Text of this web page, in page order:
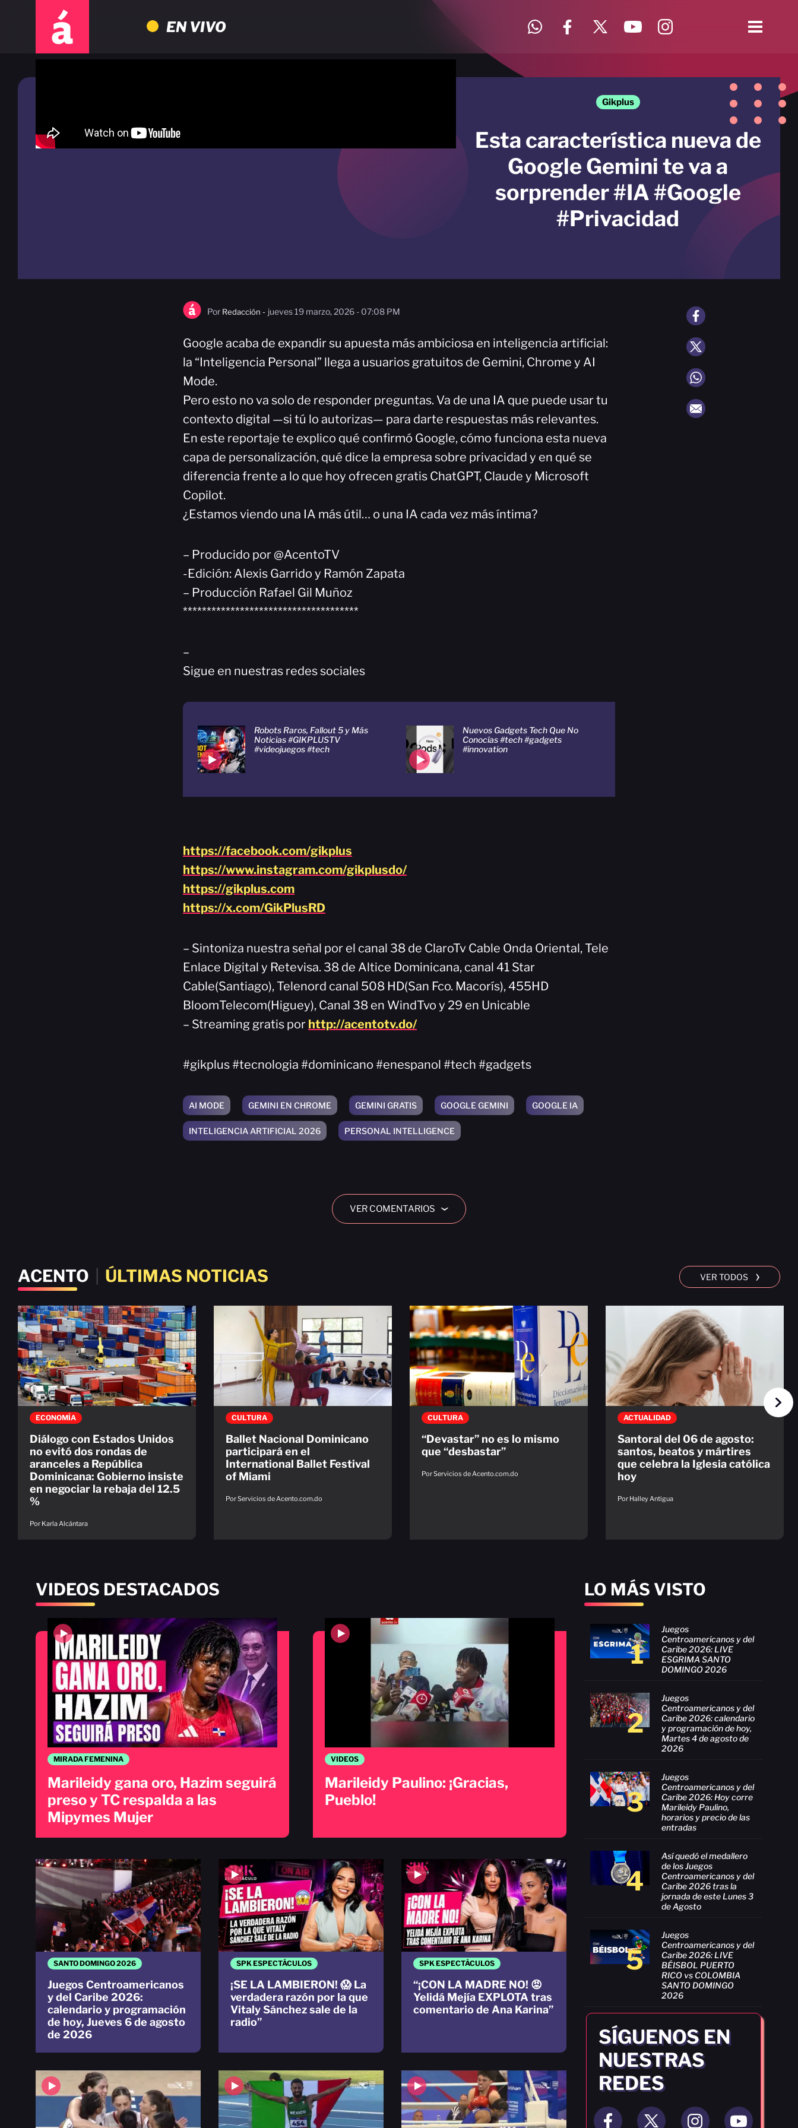
EN VIVO
Gikplus
Esta característica nueva de
Google Gemini te va a
sorprender #IA #Google
#Privacidad
Por Redacción - jueves 19 marzo, 2026 - 07:08 PM
Google acaba de expandir su apuesta más ambiciosa en inteligencia artificial:
la “Inteligencia Personal” llega a usuarios gratuitos de Gemini, Chrome y AI
Mode.
Pero esto no va solo de responder preguntas. Va de una IA que puede usar tu
contexto digital —si tú lo autorizas— para darte respuestas más relevantes.
En este reportaje te explico qué confirmó Google, cómo funciona esta nueva
capa de personalización, qué dice la empresa sobre privacidad y en qué se
diferencia frente a lo que hoy ofrecen gratis ChatGPT, Claude y Microsoft
Copilot.
¿Estamos viendo una IA más útil… o una IA cada vez más íntima?
– Producido por @AcentoTV
-Edición: Alexis Garrido y Ramón Zapata
– Producción Rafael Gil Muñoz
*************************************
–
Sigue en nuestras redes sociales
Robots Raros, Fallout 5 y Más
Noticias #GIKPLUSTV
#videojuegos #tech
Nuevos Gadgets Tech Que No
Conocías #tech #gadgets
#innovation
https://facebook.com/gikplus
https://www.instagram.com/gikplusdo/
https://gikplus.com
https://x.com/GikPlusRD
– Sintoniza nuestra señal por el canal 38 de ClaroTv Cable Onda Oriental, Tele
Enlace Digital y Retevisa. 38 de Altice Dominicana, canal 41 Star
Cable(Santiago), Telenord canal 508 HD(San Fco. Macorís), 455HD
BloomTelecom(Higuey), Canal 38 en WindTvo y 29 en Unicable
– Streaming gratis por http://acentotv.do/
#gikplus #tecnologia #dominicano #enespanol #tech #gadgets
AI MODE GEMINI EN CHROME GEMINI GRATIS GOOGLE GEMINI GOOGLE IA
INTELIGENCIA ARTIFICIAL 2026 PERSONAL INTELLIGENCE
VER COMENTARIOS ›
ACENTO ÚLTIMAS NOTICIAS VER TODOS ›
ECONOMÍA
Diálogo con Estados Unidos
no evitó dos rondas de
aranceles a República
Dominicana: Gobierno insiste
en negociar la rebaja del 12.5
%
Por Karla Alcántara
CULTURA
Ballet Nacional Dominicano
participará en el
International Ballet Festival
of Miami
Por Servicios de Acento.com.do
CULTURA
“Devastar” no es lo mismo
que “desbastar”
Por Servicios de Acento.com.do
ACTUALIDAD
Santoral del 06 de agosto:
santos, beatos y mártires
que celebra la Iglesia católica
hoy
Por Halley Antigua
LO MÁS VISTO
1
Juegos
Centroamericanos y del
Caribe 2026: LIVE
ESGRIMA SANTO
DOMINGO 2026
2
Juegos
Centroamericanos y del
Caribe 2026: calendario
y programación de hoy,
Martes 4 de agosto de
2026
3
Juegos
Centroamericanos y del
Caribe 2026: Hoy corre
Marileidy Paulino,
horarios y precio de las
entradas
4
Así quedó el medallero
de los Juegos
Centroamericanos y del
Caribe 2026 tras la
jornada de este Lunes 3
de Agosto
5
Juegos
Centroamericanos y del
Caribe 2026: LIVE
BÉISBOL PUERTO
RICO vs COLOMBIA
SANTO DOMINGO
2026
SÍGUENOS EN
NUESTRAS
REDES
VIDEOS DESTACADOS
MIRADA FEMENINA
Marileidy gana oro, Hazim seguirá
preso y TC respalda a las
Mipymes Mujer
VIDEOS
Marileidy Paulino: ¡Gracias,
Pueblo!
SANTO DOMINGO 2026
Juegos Centroamericanos
y del Caribe 2026:
calendario y programación
de hoy, Jueves 6 de agosto
de 2026
SPK ESPECTÁCULOS
¡SE LA LAMBIERON! 😱 La
verdadera razón por la que
Vitaly Sánchez sale de la
radio”
SPK ESPECTÁCULOS
“¡CON LA MADRE NO! 😡
Yelidá Mejía EXPLOTA tras
comentario de Ana Karina”